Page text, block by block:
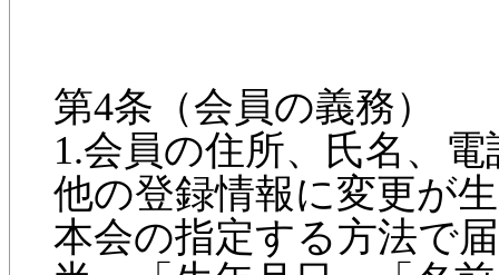
第4条（会員の義務）
1.会員の住所、氏名、
他の登録情報に変更が
本会の指定する方法で